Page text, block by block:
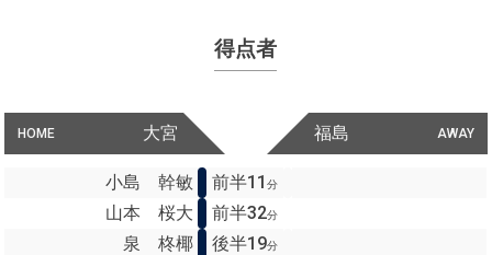
得点者
HOME 大宮 AWAY
福島
小島 幹敏 前半11分
山本 桜大 前半32分
泉 柊椰 後半19分